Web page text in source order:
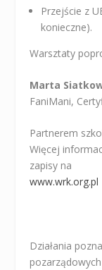
Przejście z
konieczne).
Warsztaty
Marta
FaniMani,
Partnerem
Więcej
zapisy na
www.wrk.org.pl
Działania